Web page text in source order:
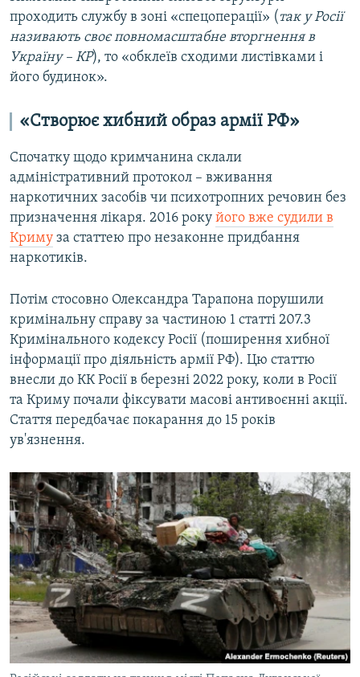
проходить службу в зоні «спецоперації» ( так у Росії
називають своє повномасштабне вторгнення в
Україну – КР), то «обклеїв сходими листівками і
його будинок».
«Створює хибний образ армії РФ»
Спочатку щодо кримчанина склали
адміністративний протокол – вживання
наркотичних засобів чи психотропних речовин без
призначення лікаря. 2016 року його вже судили в
Криму за статтею про незаконне придбання
наркотиків.
Потім стосовно Олександра Тарапона порушили
кримінальну справу за частиною 1 статті 207.3
Кримінального кодексу Росії (поширення хибної
інформації про діяльність армії РФ). Цю статтю
внесли до КК Росії в березні 2022 року, коли в Росії
та Криму почали фіксувати масові антивоєнні акції.
Стаття передбачає покарання до 15 років
ув'язнення.